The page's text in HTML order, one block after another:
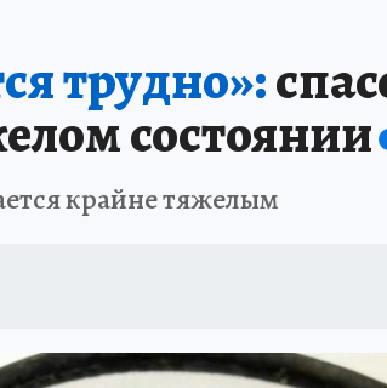
трудно»:
состоянии
крайне тяжелым